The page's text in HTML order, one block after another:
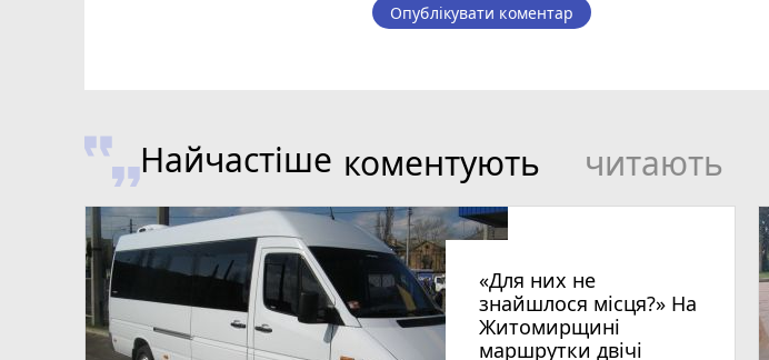
Опублікувати коментар
Найчастіше коментують читають
«Для них не
знайшлося місця?» На
Житомирщині
маршрутки двічі